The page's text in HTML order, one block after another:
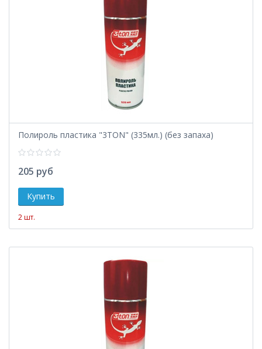
Полироль пластика "3TON" (335мл.) (без запаха)
205 руб
2 шт.